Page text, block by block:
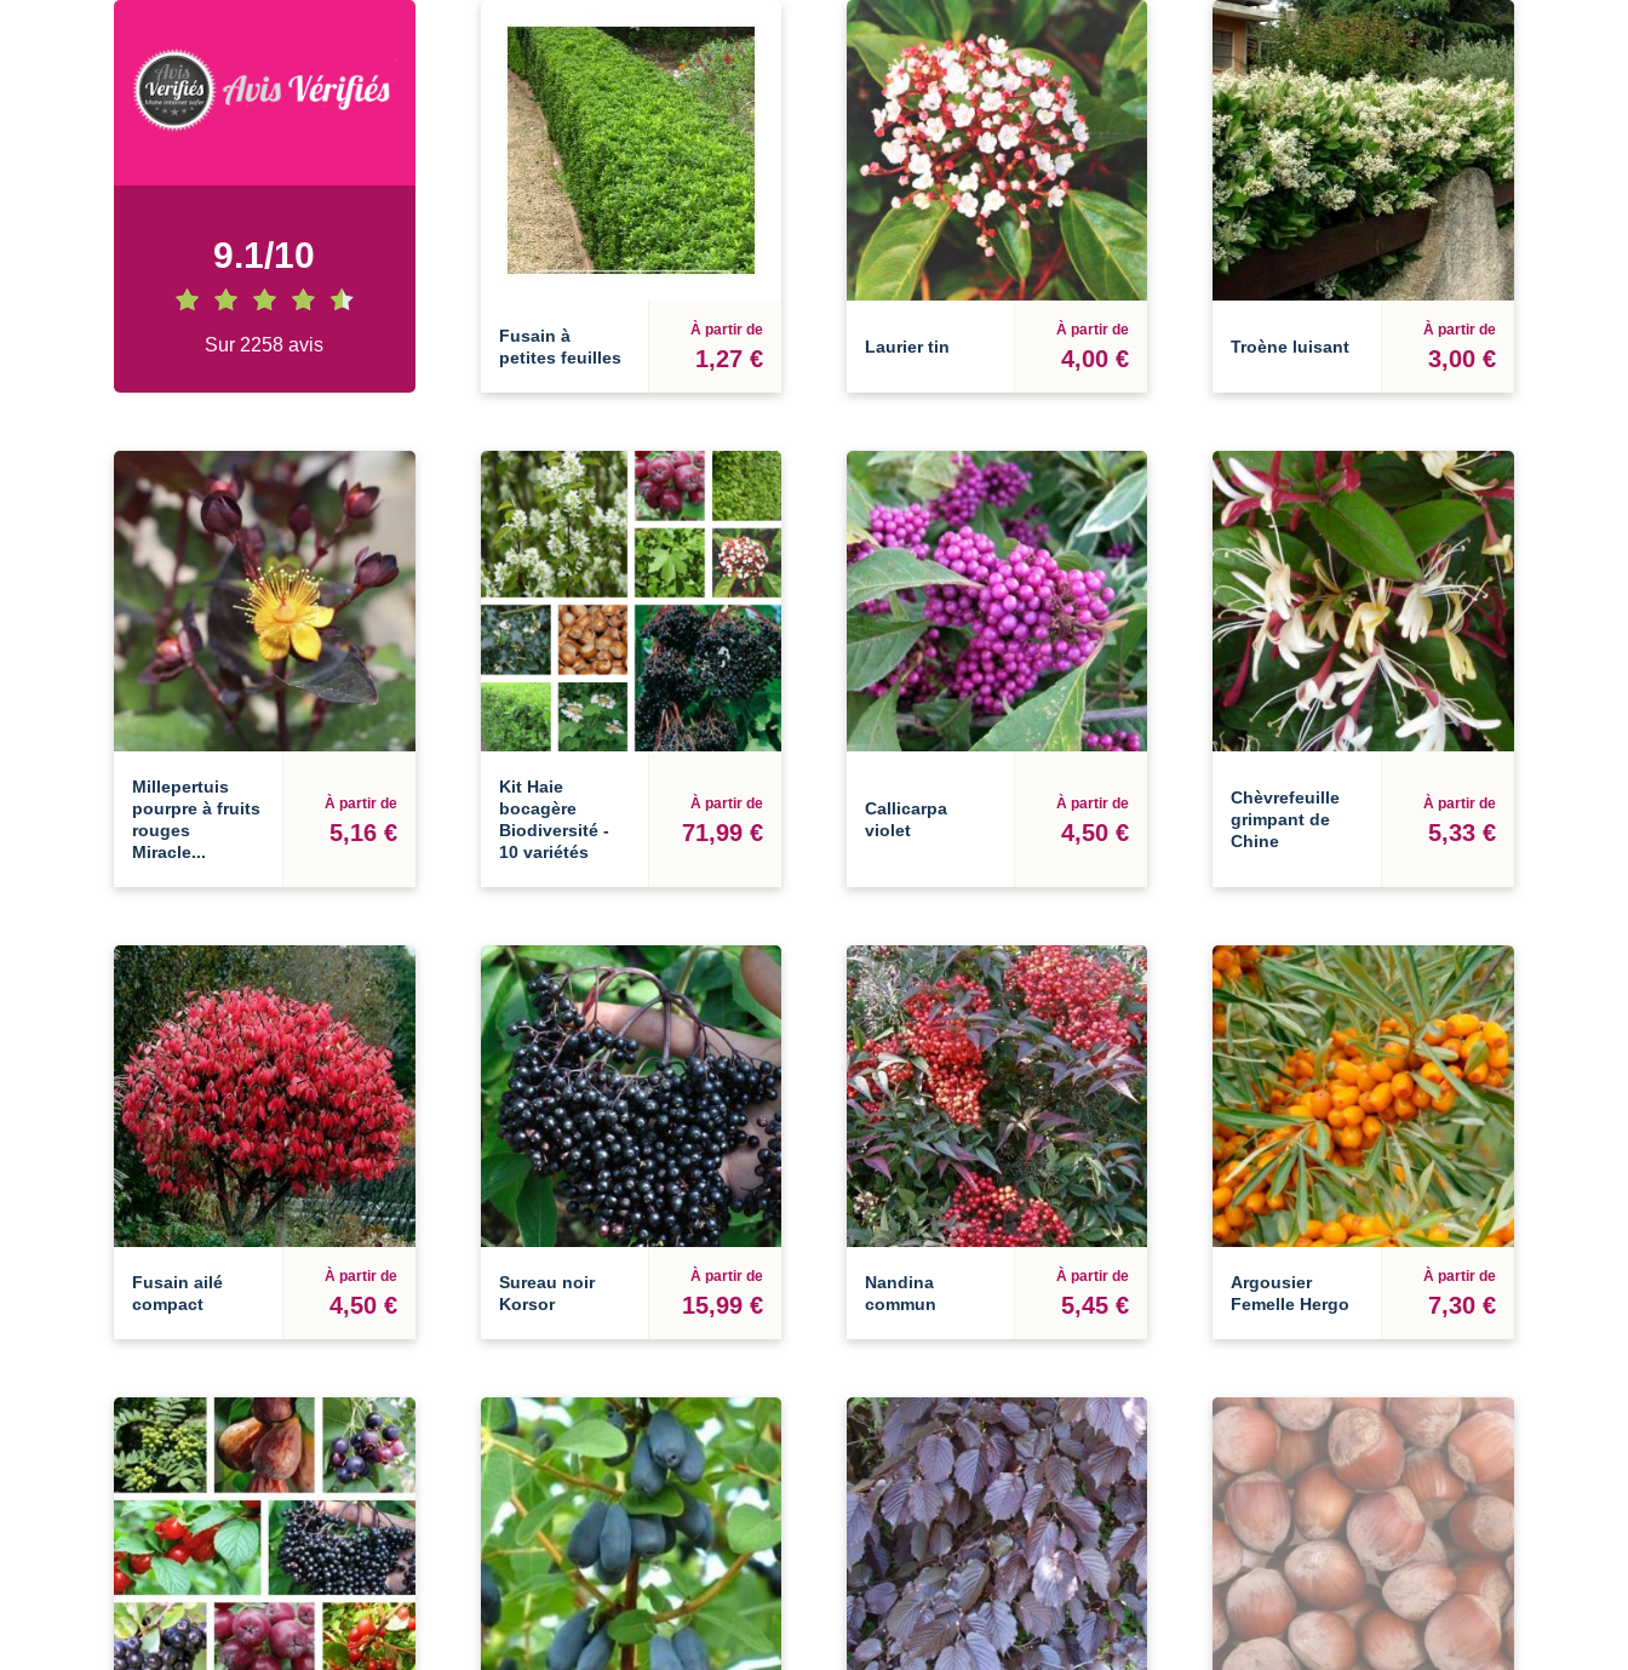
9.1/10
Sur 2258 avis
Fusain à
petites feuilles
À partir de
1,27 € Laurier tin
À partir de
4,00 € Troène luisant
À partir de
3,00 €
Millepertuis
pourpre à fruits
rouges
Miracle...
À partir de
5,16 €
Kit Haie
bocagère
Biodiversité -
10 variétés
À partir de
71,99 €
Callicarpa
violet
À partir de
4,50 €
Chèvrefeuille
grimpant de
Chine
À partir de
5,33 €
Fusain ailé
compact
À partir de
4,50 €
Sureau noir
Korsor
À partir de
15,99 €
Nandina
commun
À partir de
5,45 €
Argousier
Femelle Hergo
À partir de
7,30 €